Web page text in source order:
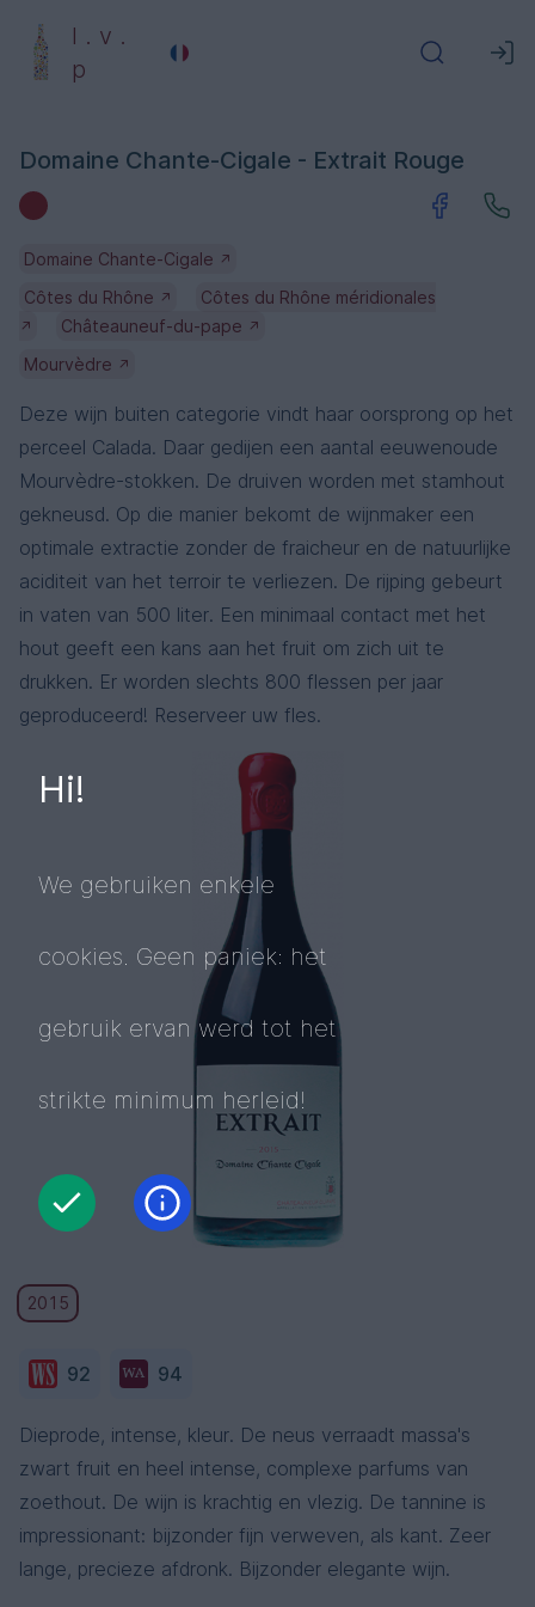
l . v .
p
Domaine Chante-Cigale - Extrait Rouge
Domaine Chante-Cigale ↗
Côtes du Rhône ↗ Côtes du Rhône méridionales
↗ Châteauneuf-du-pape ↗
Mourvèdre ↗
Deze wijn buiten categorie vindt haar oorsprong op het
perceel Calada. Daar gedijen een aantal eeuwenoude
Mourvèdre-stokken. De druiven worden met stamhout
gekneusd. Op die manier bekomt de wijnmaker een
optimale extractie zonder de fraicheur en de natuurlijke
aciditeit van het terroir te verliezen. De rijping gebeurt
in vaten van 500 liter. Een minimaal contact met het
hout geeft een kans aan het fruit om zich uit te
drukken. Er worden slechts 800 flessen per jaar
geproduceerd! Reserveer uw fles.
2015
92 94
Dieprode, intense, kleur. De neus verraadt massa's
zwart fruit en heel intense, complexe parfums van
zoethout. De wijn is krachtig en vlezig. De tannine is
impressionant: bijzonder fijn verweven, als kant. Zeer
lange, precieze afdronk. Bijzonder elegante wijn.
Hi!
We gebruiken enkele
cookies. Geen paniek: het
gebruik ervan werd tot het
strikte minimum herleid!